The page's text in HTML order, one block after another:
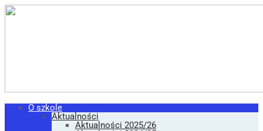
O szkole
Aktualności
Aktualności 2025/26